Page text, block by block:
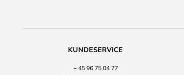
KUNDESERVICE
+ 45 96 75 04 77